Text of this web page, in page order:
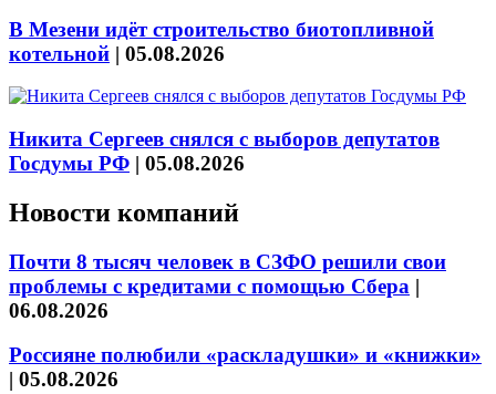
В Мезени идёт строительство биотопливной
котельной | 05.08.2026
Никита Сергеев снялся с выборов депутатов
Госдумы РФ | 05.08.2026
Новости компаний
Почти 8 тысяч человек в СЗФО решили свои
проблемы с кредитами с помощью Сбера |
06.08.2026
Россияне полюбили «раскладушки» и «книжки»
| 05.08.2026